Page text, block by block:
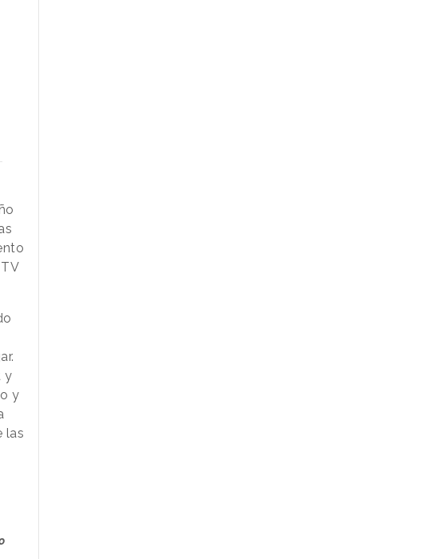
y
y
las